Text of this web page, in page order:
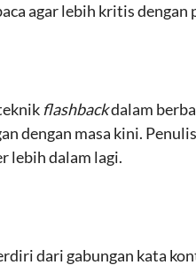
agar lebih kritis
flashbackdalam
dengan masa kini.
lebih dalam lagi.
dari gabungan kata